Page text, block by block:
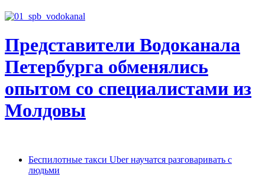
Представители Водоканала
Петербурга обменялись
опытом со специалистами из
Молдовы
Беспилотные такси Uber научатся разговаривать с
людьми